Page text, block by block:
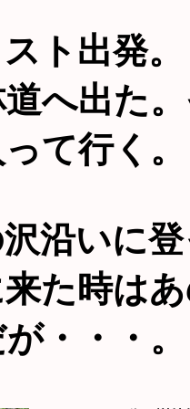
ト出発
へ出た
て行く。
沿いに
た時は
・・・。